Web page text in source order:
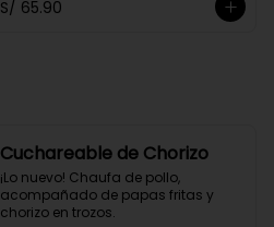
delivery
S/ 65.90
Cuchareable de Chorizo
¡Lo nuevo! Chaufa de pollo,
acompañado de papas fritas y
chorizo en trozos.